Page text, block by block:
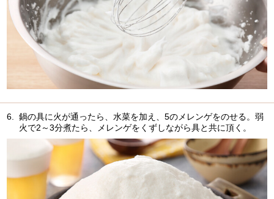
6.
鍋の具に火が通ったら、水菜を加え、5のメレンゲをのせる。弱
火で2～3分煮たら、メレンゲをくずしながら具と共に頂く。